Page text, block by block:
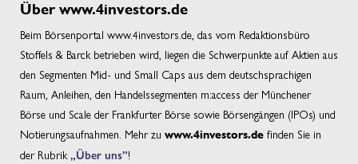
Über www.4investors.de
Beim Börsenportal www.4investors.de, das vom Redaktionsbüro
Stoffels & Barck betrieben wird, liegen die Schwerpunkte auf Aktien aus
den Segmenten Mid- und Small Caps aus dem deutschsprachigen
Raum, Anleihen, den Handelssegmenten m:access der Münchener
Börse und Scale der Frankfurter Börse sowie Börsengängen (IPOs) und
Notierungsaufnahmen. Mehr zu www.4investors.de finden Sie in
der Rubrik„Über uns”!